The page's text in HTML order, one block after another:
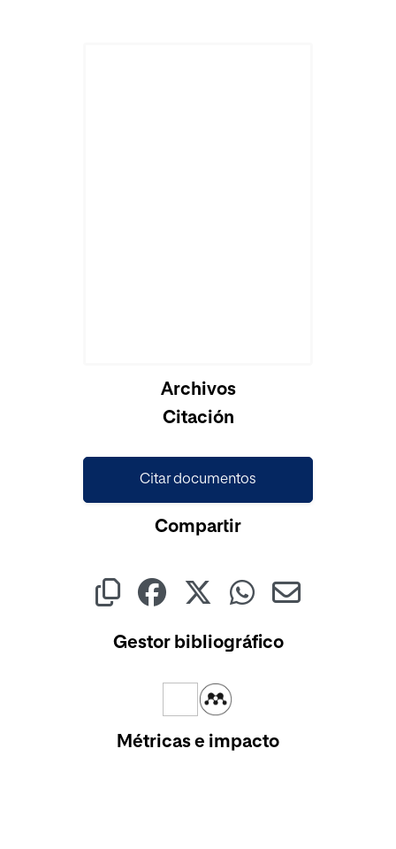
Archivos
Citación
Citar documentos
Compartir
Gestor bibliográfico
Métricas e impacto